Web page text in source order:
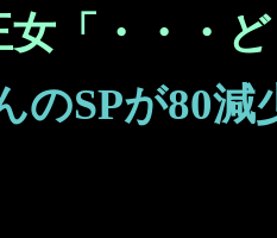
女「・・・
のSPが80減